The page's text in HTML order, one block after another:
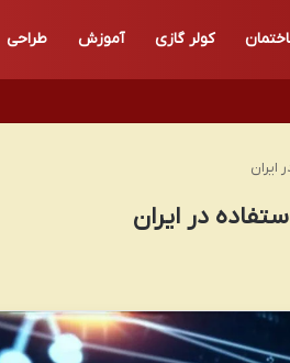
کولر گازی آموزش طراحی